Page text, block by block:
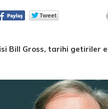
Bill Gross, tarihi getiriler